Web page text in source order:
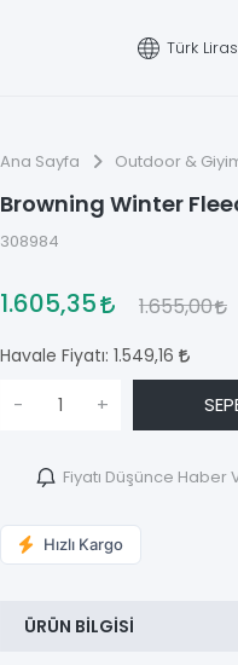
Türk
Ana Sayfa Outdoor &
Browning Winter
308984
1.605,35 1.655,00
Havale Fiyatı: 1.549,16
- +
Fiyatı Düşünce Haber
Hızlı Kargo
ÜRÜN BILGISI